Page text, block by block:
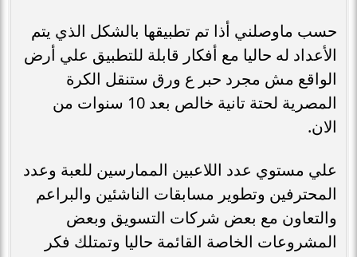
حسب ماوصلني أذا تم تطبيقها بالشكل الذي يتم
الأعداد له حاليا مع أفكار قابلة للتطبيق علي أرض
الواقع مش مجرد حبر ع ورق ستنقل الكرة
المصرية لحتة تانية خالص بعد 10 سنوات من
الان.
علي مستوي عدد اللاعبين الممارسين للعبة وعدد
المحترفين وتطوير مسابقات الناشئين والبراعم
والتعاون مع بعض شركات التسويق وبعض
المشروعات الخاصة القائمة حاليا وتمتلك فكر